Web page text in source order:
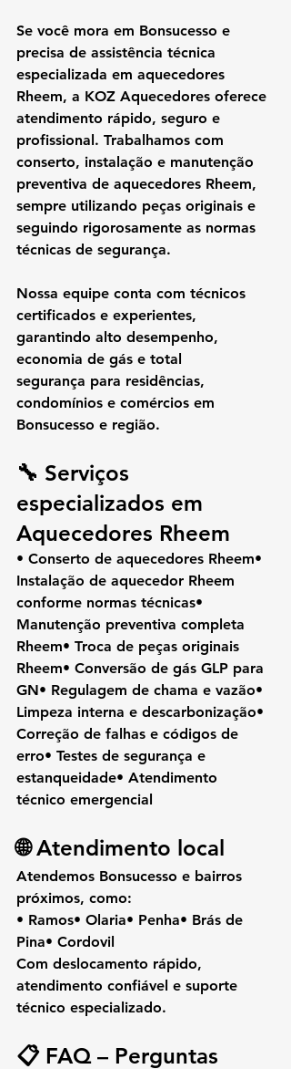
Se você mora em Bonsucesso e
precisa de assistência técnica
especializada em aquecedores
Rheem, a KOZ Aquecedores oferece
atendimento rápido, seguro e
profissional. Trabalhamos com
conserto, instalação e manutenção
preventiva de aquecedores Rheem,
sempre utilizando peças originais e
seguindo rigorosamente as normas
técnicas de segurança.
Nossa equipe conta com técnicos
certificados e experientes,
garantindo alto desempenho,
economia de gás e total
segurança para residências,
condomínios e comércios em
Bonsucesso e região.
🔧 Serviços
especializados em
Aquecedores Rheem
• Conserto de aquecedores Rheem•
Instalação de aquecedor Rheem
conforme normas técnicas•
Manutenção preventiva completa
Rheem• Troca de peças originais
Rheem• Conversão de gás GLP para
GN• Regulagem de chama e vazão•
Limpeza interna e descarbonização•
Correção de falhas e códigos de
erro• Testes de segurança e
estanqueidade• Atendimento
técnico emergencial
🌐 Atendimento local
Atendemos Bonsucesso e bairros
próximos, como:
• Ramos• Olaria• Penha• Brás de
Pina• Cordovil
Com deslocamento rápido,
atendimento confiável e suporte
técnico especializado.
📋 FAQ – Perguntas